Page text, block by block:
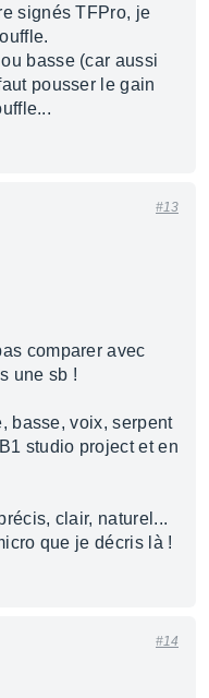
signés TFPro, je
basse (car aussi
pousser le gain
#13
comparer avec
une sb !
basse, voix, serpent
studio project et en
clair, naturel...
que je décris là !
#14